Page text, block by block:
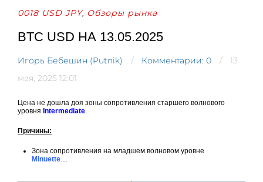
0018 USD JPY, Обзоры рынка
BTC USD НА 13.05.2025
Игорь Бебешин (Putnik) Комментарии: 0
13
мая, 2025 12:01
Цена не дошла доя зоны сопротивления старшего волнового
уровня Intermediate
Причины:
Зона сопротивления на младшем волновом уровне
Minuette…